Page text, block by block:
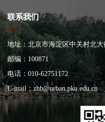
联系我们
地址：北京市海淀区中关村北
大楼
邮编：100871
电话：010-62751172
E-mail：zhb@urban.pku.edu.cn